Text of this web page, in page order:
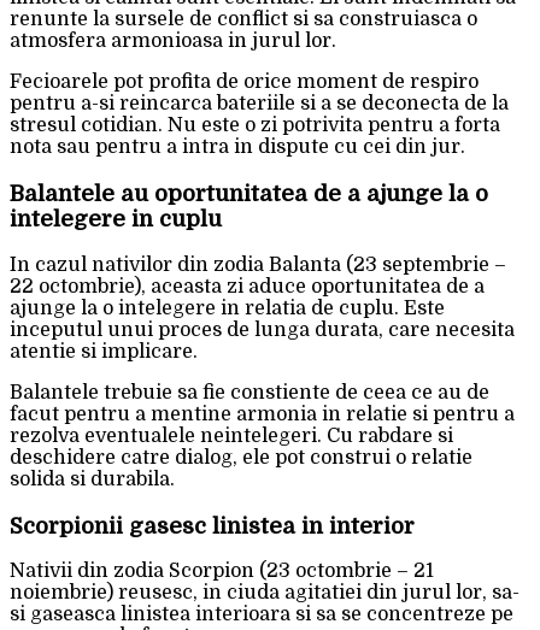
renunte la sursele de conflict si sa construiasca o
atmosfera armonioasa in jurul lor.
Fecioarele pot profita de orice moment de respiro
pentru a-si reincarca bateriile si a se deconecta de la
stresul cotidian. Nu este o zi potrivita pentru a forta
nota sau pentru a intra in dispute cu cei din jur.
Balantele au oportunitatea de a ajunge la o
intelegere in cuplu
In cazul nativilor din zodia Balanta (23 septembrie –
22 octombrie), aceasta zi aduce oportunitatea de a
ajunge la o intelegere in relatia de cuplu. Este
inceputul unui proces de lunga durata, care necesita
atentie si implicare.
Balantele trebuie sa fie constiente de ceea ce au de
facut pentru a mentine armonia in relatie si pentru a
rezolva eventualele neintelegeri. Cu rabdare si
deschidere catre dialog, ele pot construi o relatie
solida si durabila.
Scorpionii gasesc linistea in interior
Nativii din zodia Scorpion (23 octombrie – 21
noiembrie) reusesc, in ciuda agitatiei din jurul lor, sa-
si gaseasca linistea interioara si sa se concentreze pe